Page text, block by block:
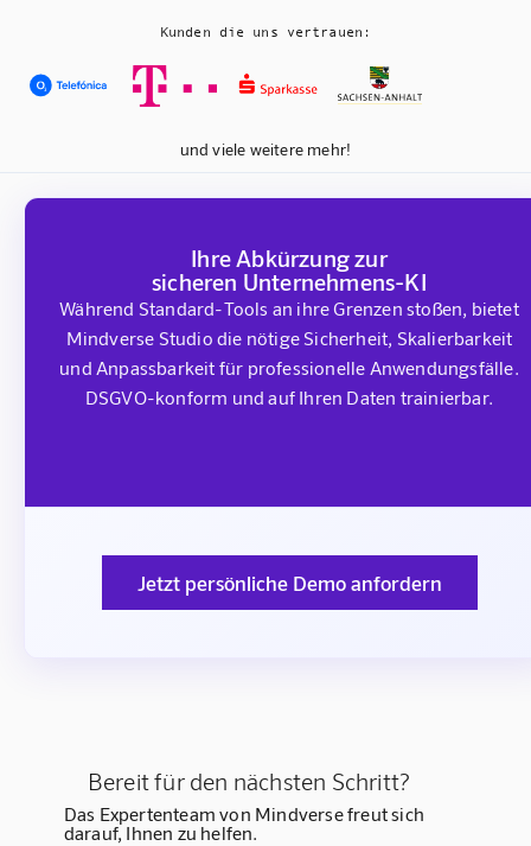
Kunden die uns vertrauen:
und viele weitere mehr!
Ihre Abkürzung zur
sicheren Unternehmens-KI
Während Standard-Tools an ihre Grenzen stoßen, bietet
Mindverse Studio die nötige Sicherheit, Skalierbarkeit
und Anpassbarkeit für professionelle Anwendungsfälle.
DSGVO-konform und auf Ihren Daten trainierbar.
Jetzt persönliche Demo anfordern
Bereit für den nächsten Schritt?
Das Expertenteam von Mindverse freut sich
darauf, Ihnen zu helfen.